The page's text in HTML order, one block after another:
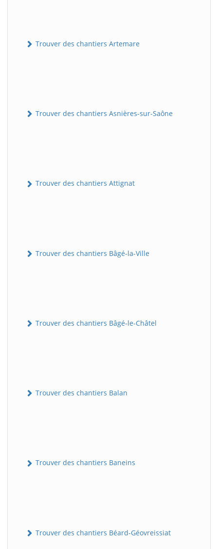
Trouver des chantiers Artemare
Trouver des chantiers Asnières-sur-Saône
Trouver des chantiers Attignat
Trouver des chantiers Bâgé-la-Ville
Trouver des chantiers Bâgé-le-Châtel
Trouver des chantiers Balan
Trouver des chantiers Baneins
Trouver des chantiers Béard-Géovreissiat